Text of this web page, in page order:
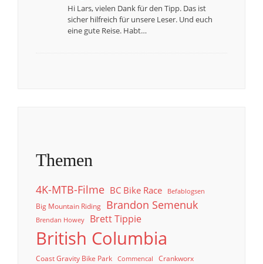
Hi Lars, vielen Dank für den Tipp. Das ist
sicher hilfreich für unsere Leser. Und euch
eine gute Reise. Habt…
Themen
4K-MTB-Filme BC Bike Race Befablogsen
Big Mountain Riding Brandon Semenuk
Brendan Howey Brett Tippie
British Columbia
Coast Gravity Bike Park Commencal Crankworx